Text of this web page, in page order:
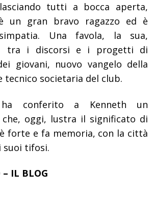
tutti a bocca aperta,
un gran bravo ragazzo ed è
Una favola, la sua,
tra i discorsi e i progetti di
giovani, nuovo vangelo della
tecnico societaria del club.
conferito a Kenneth un
che, oggi, lustra il significato di
forte e fa memoria, con la città
suoi tifosi.
– IL BLOG